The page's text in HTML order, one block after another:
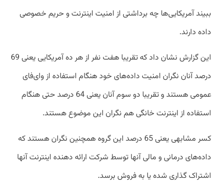
ببیند آمریکایی‌ها چه برداشتی از امنیت اینترنت و حریم خصوصی
داده دارند.
این گزارش نشان داد که تقریبا هفت نفر از هر ده آمریکایی یعنی 69
درصد آنان نگران امنیت داده‌های خود هنگام استفاده از وای‌فای
عمومی هستند و تقریبا دو سوم آنان یعنی 64 درصد حتی هنگام
استفاده از اینترنت خانگی هم نگران این موضوع هستند.
کسر مشابهی یعنی 65 درصد این گروه همچنین نگران هستند که
داده‌های درمانی و مالی آنها توسط شرکت ارائه دهنده اینترنت آنها
اشتراک گذاری شده یا به فروش برسد.